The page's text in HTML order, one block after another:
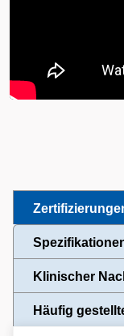
Klinischer
Häufig